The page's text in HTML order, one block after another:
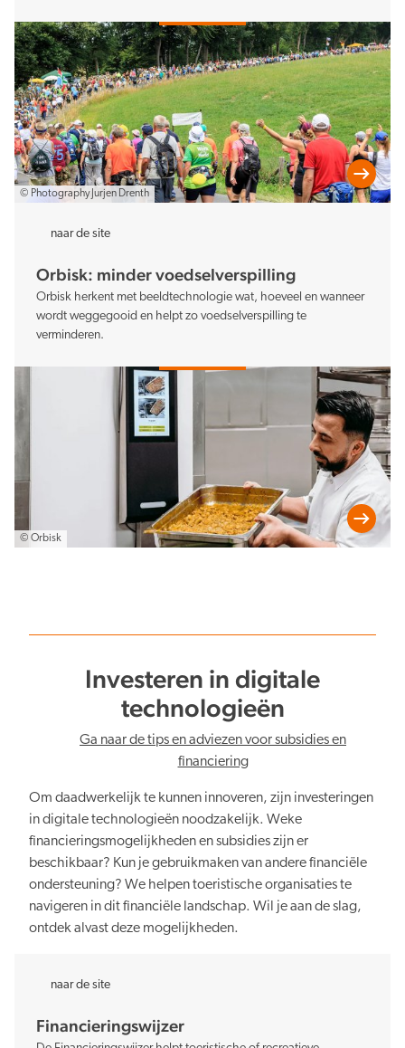
© Photography Jurjen Drenth
© Orbisk
naar de site
Orbisk: minder voedselverspilling
Orbisk herkent met beeldtechnologie wat, hoeveel en wanneer
wordt weggegooid en helpt zo voedselverspilling te
verminderen.
Investeren in digitale
technologieën
Ga naar de tips en adviezen voor subsidies en
financiering
Om daadwerkelijk te kunnen innoveren, zijn investeringen
in digitale technologieën noodzakelijk. Weke
financieringsmogelijkheden en subsidies zijn er
beschikbaar? Kun je gebruikmaken van andere financiële
ondersteuning? We helpen toeristische organisaties te
navigeren in dit financiële landschap. Wil je aan de slag,
ontdek alvast deze mogelijkheden.
naar de site
Financieringswijzer